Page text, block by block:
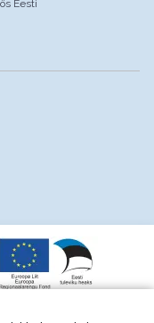
Eesti